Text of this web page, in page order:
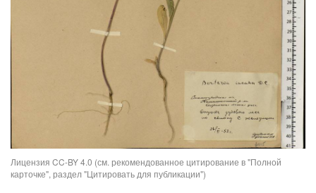
Лицензия CC-BY 4.0 (см. рекомендованное цитирование в "Полной
карточке", раздел "Цитировать для публикации")